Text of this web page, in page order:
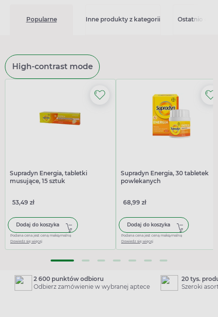
Popularne Inne produkty z kategorii Ostatnio
High-contrast mode
Supradyn Energia, tabletki
musujące, 15 sztuk
53,49 zł
Dodaj do koszyka
Podana cena jest ceną maksymalną
Dowiedz się więcej
Supradyn Energia, 30 tabletek
powlekanych
68,99 zł
Dodaj do koszyka
Podana cena jest ceną maksymalną
Dowiedz się więcej
2 600 punktów odbioru
Odbierz zamówienie w wybranej aptece
20 tys.
Szeroki